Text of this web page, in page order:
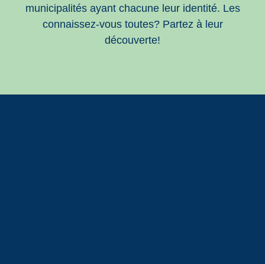
municipalités ayant chacune leur identité. Les
connaissez-vous toutes? Partez à leur
découverte!